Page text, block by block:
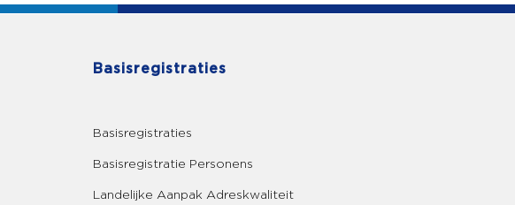
Basisregistraties
Basisregistraties
Basisregistratie Personens
Landelijke Aanpak Adreskwaliteit